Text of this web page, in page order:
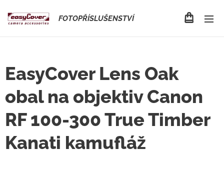
FOTOPŘÍSLUŠENSTVÍ
EasyCover Lens Oak
obal na objektiv Canon
RF 100-300 True Timber
Kanati kamufláž